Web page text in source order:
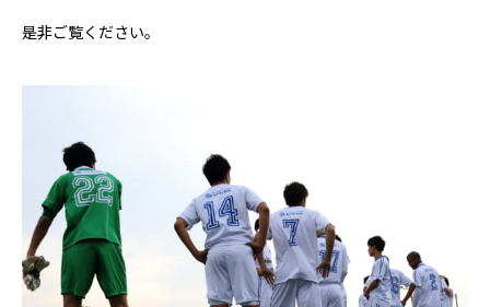
是非ご覧ください。